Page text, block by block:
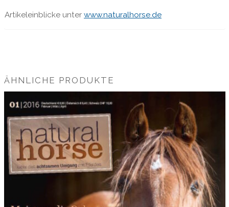
Artikeleinblicke unter www.naturalhorse.de
ÄHNLICHE PRODUKTE